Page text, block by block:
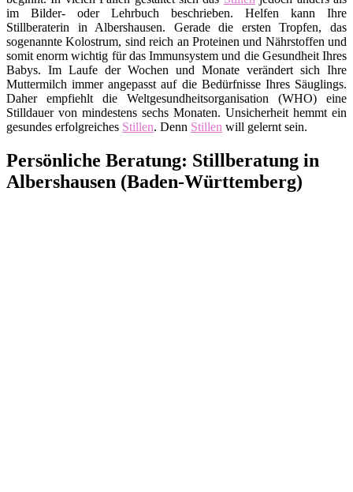
im Bilder- oder Lehrbuch beschrieben. Helfen kann Ihre
Stillberaterin in Albershausen. Gerade die ersten Tropfen, das
sogenannte Kolostrum, sind reich an Proteinen und Nährstoffen und
somit enorm wichtig für das Immunsystem und die Gesundheit Ihres
Babys. Im Laufe der Wochen und Monate verändert sich Ihre
Muttermilch immer angepasst auf die Bedürfnisse Ihres Säuglings.
Daher empfiehlt die Weltgesundheitsorganisation (WHO) eine
Stilldauer von mindestens sechs Monaten. Unsicherheit hemmt ein
gesundes erfolgreiches Stillen. Denn Stillen will gelernt sein.
Persönliche Beratung: Stillberatung in
Albershausen (Baden-Württemberg)